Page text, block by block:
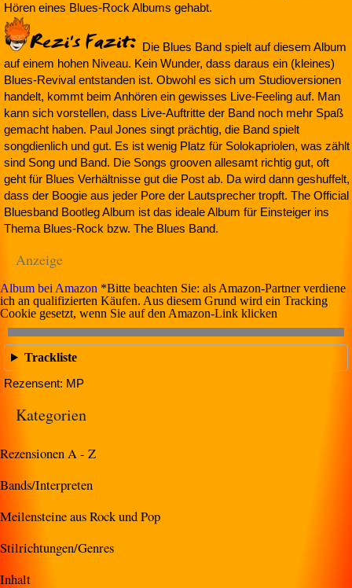
Hören eines Blues-Rock Albums gehabt.
Die Blues Band spielt auf diesem Album
auf einem hohen Niveau. Kein Wunder, dass daraus ein (kleines)
Blues-Revival entstanden ist. Obwohl es sich um Studioversionen
handelt, kommt beim Anhören ein gewisses Live-Feeling auf. Man
kann sich vorstellen, dass Live-Auftritte der Band noch mehr Spaß
gemacht haben. Paul Jones singt prächtig, die Band spielt
songdienlich und gut. Es ist wenig Platz für Solokapriolen, was zählt
sind Song und Band. Die Songs grooven allesamt richtig gut, oft
geht für Blues Verhältnisse gut die Post ab. Da wird dann geshuffelt,
dass der Boogie aus jeder Pore der Lautsprecher tropft. The Official
Bluesband Bootleg Album ist das ideale Album für Einsteiger ins
Thema Blues-Rock bzw. The Blues Band.
Anzeige
Album bei Amazon *Bitte beachten Sie: als Amazon-Partner verdiene
ich an qualifizierten Käufen. Aus diesem Grund wird ein Tracking
Cookie gesetzt, wenn Sie auf den Amazon-Link klicken
Trackliste
Rezensent: MP
Kategorien
Rezensionen A - Z
Bands/Interpreten
Meilensteine aus Rock und Pop
Stilrichtungen/Genres
Inhalt